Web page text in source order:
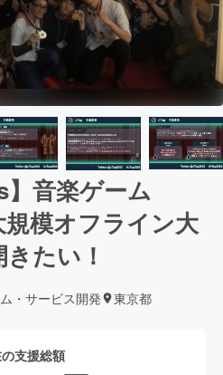
】音楽ゲーム
規模オフライン大
たい！
・サービス開発 東京都
支援総額